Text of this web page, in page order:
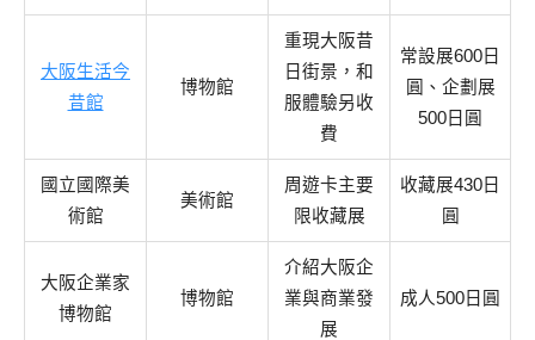
大阪生活今
昔館
博物館
重現大阪昔
日街景，和
服體驗另收
費
常設展600日
圓、企劃展
500日圓
國立國際美
術館
美術館
周遊卡主要
限收藏展
收藏展430日
圓
大阪企業家
博物館
博物館
介紹大阪企
業與商業發
展
成人500日圓